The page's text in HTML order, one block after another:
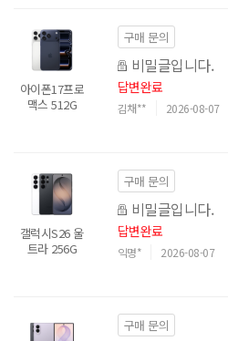
아이폰17프로
맥스 512G
구매 문의
비밀글입니다.
답변완료
김채** 2026-08-07
갤럭시S26 울
트라 256G
구매 문의
비밀글입니다.
답변완료
익명* 2026-08-07
구매 문의